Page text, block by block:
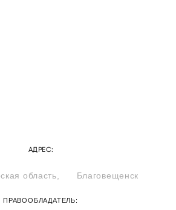
АДРЕС:
область, Благовещенск
ПРАВООБЛАДАТЕЛЬ: